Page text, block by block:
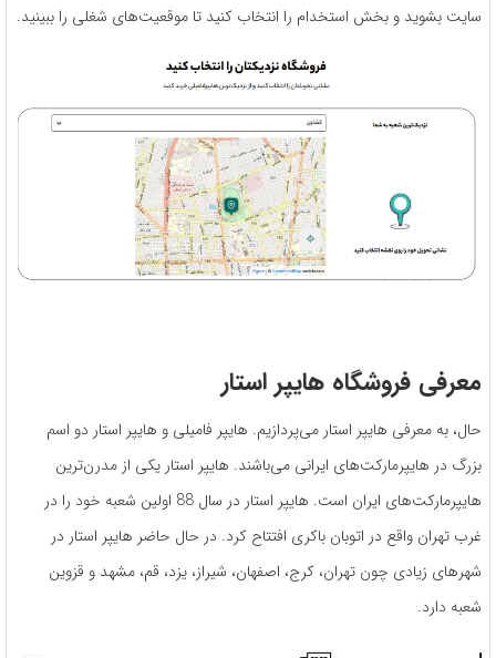
سایت بشوید و بخش استخدام را انتخاب کنید تا موقعیت‌های شغلی را ببینید.
معرفی فروشگاه هایپر استار
حال، به معرفی هایپر استار می‌پردازیم. هایپر فامیلی و هایپر استار دو اسم
بزرگ در هایپرمارکت‌های ایرانی می‌باشند. هایپر استار یکی از مدرن‌ترین
هایپرمارکت‌های ایران است. هایپر استار در سال 88 اولین شعبه خود را در
غرب تهران واقع در اتوبان باکری افتتاح کرد. در حال‌ حاضر هایپر استار در
شهرهای زیادی چون تهران، کرج، اصفهان، شیراز، یزد، قم، مشهد و قزوین
شعبه دارد.